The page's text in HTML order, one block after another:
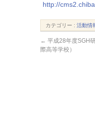
http://
カテゴリー : 活動情
← 平成28年度SGH
際高等学校）